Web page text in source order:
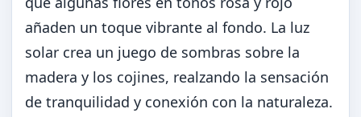
añaden un toque vibrante al fondo. La luz
solar crea un juego de sombras sobre la
madera y los cojines, realzando la sensación
de tranquilidad y conexión con la naturaleza.